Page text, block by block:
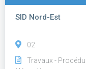
SID Nord-Est
02
Travaux -